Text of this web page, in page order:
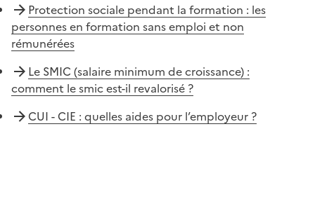
Protection sociale pendant la formation : les
personnes en formation sans emploi et non
rémunérées
Le SMIC (salaire minimum de croissance) :
comment le smic est-il revalorisé ?
CUI - CIE : quelles aides pour l’employeur ?